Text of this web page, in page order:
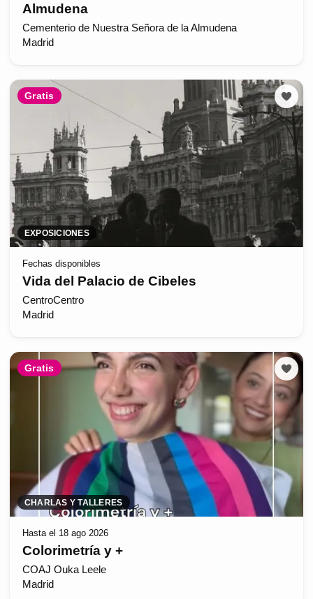
Almudena
Cementerio de Nuestra Señora de la Almudena
Madrid
Gratis
EXPOSICIONES
Fechas disponibles
Vida del Palacio de Cibeles
CentroCentro
Madrid
Gratis
CHARLAS Y TALLERES
Hasta el 18 ago 2026
Colorimetría y +
COAJ Ouka Leele
Madrid